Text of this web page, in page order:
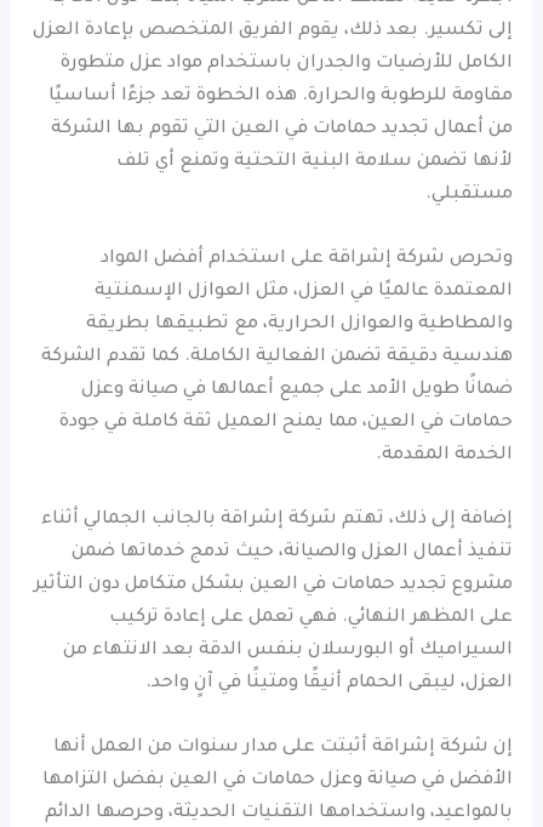
إلى تكسير. بعد ذلك، يقوم الفريق المتخصص بإعادة العزل
الكامل للأرضيات والجدران باستخدام مواد عزل متطورة
مقاومة للرطوبة والحرارة. هذه الخطوة تعد جزءًا أساسيًا
من أعمال تجديد حمامات في العين التي تقوم بها الشركة
لأنها تضمن سلامة البنية التحتية وتمنع أي تلف
مستقبلي.
وتحرص شركة إشراقة على استخدام أفضل المواد
المعتمدة عالميًا في العزل، مثل العوازل الإسمنتية
والمطاطية والعوازل الحرارية، مع تطبيقها بطريقة
هندسية دقيقة تضمن الفعالية الكاملة. كما تقدم الشركة
ضمانًا طويل الأمد على جميع أعمالها في صيانة وعزل
حمامات في العين، مما يمنح العميل ثقة كاملة في جودة
الخدمة المقدمة.
إضافة إلى ذلك، تهتم شركة إشراقة بالجانب الجمالي أثناء
تنفيذ أعمال العزل والصيانة، حيث تدمج خدماتها ضمن
مشروع تجديد حمامات في العين بشكل متكامل دون التأثير
على المظهر النهائي. فهي تعمل على إعادة تركيب
السيراميك أو البورسلان بنفس الدقة بعد الانتهاء من
العزل، ليبقى الحمام أنيقًا ومتينًا في آنٍ واحد.
إن شركة إشراقة أثبتت على مدار سنوات من العمل أنها
الأفضل في صيانة وعزل حمامات في العين بفضل التزامها
بالمواعيد، واستخدامها التقنيات الحديثة، وحرصها الدائم